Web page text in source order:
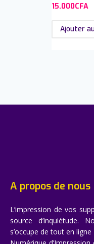
15.000CFA
Ajouter
A propos de nous
L’impression de vos
source d’inquiétude.
s’occupe de tout en